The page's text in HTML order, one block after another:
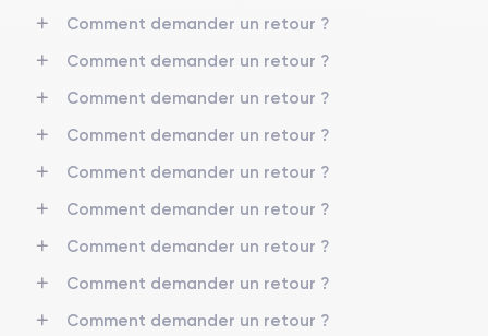
Comment demander un retour ?
Comment demander un retour ?
Comment demander un retour ?
Comment demander un retour ?
Comment demander un retour ?
Comment demander un retour ?
Comment demander un retour ?
Comment demander un retour ?
Comment demander un retour ?